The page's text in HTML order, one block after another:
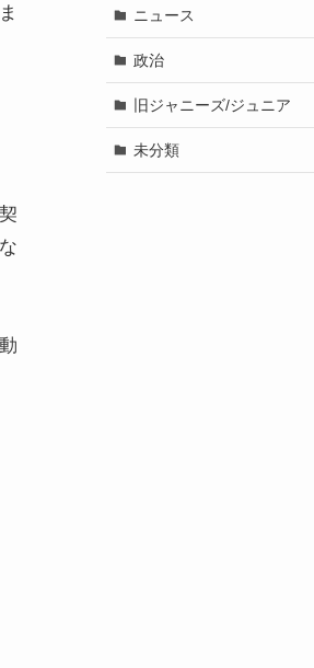
ニュース
政治
旧ジャニーズ/ジュニア
未分類